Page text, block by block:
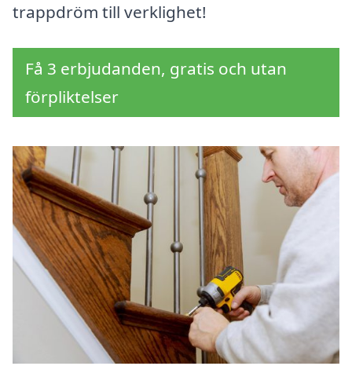
trappdröm till verklighet!
Få 3 erbjudanden, gratis och utan
förpliktelser